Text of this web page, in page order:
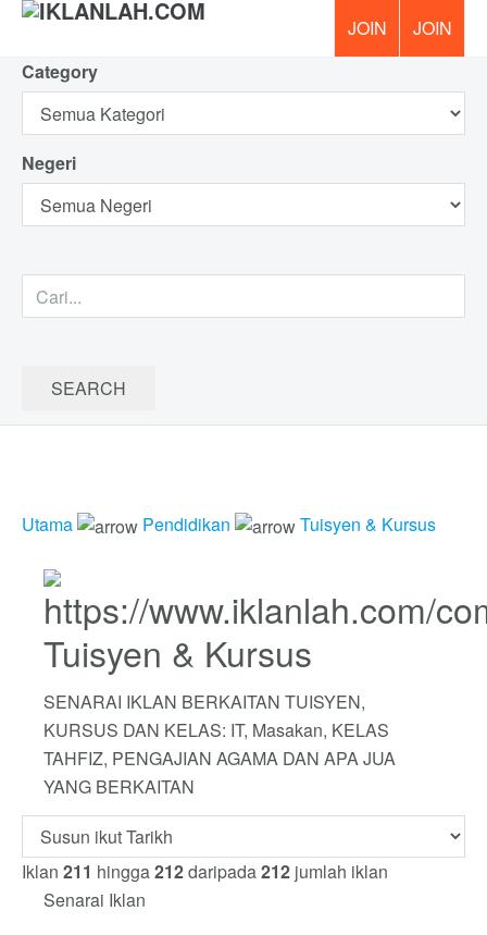
Category
Negeri
Utama Pendidikan Tuisyen & Kursus
Tuisyen & Kursus
SENARAI IKLAN BERKAITAN TUISYEN,
KURSUS DAN KELAS: IT, Masakan, KELAS
TAHFIZ, PENGAJIAN AGAMA DAN APA JUA
YANG BERKAITAN
Iklan 211 hingga212daripada212 jumlah iklan
Senarai Iklan